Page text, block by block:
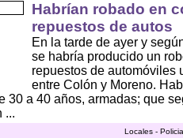
Habrían robado en
repuestos de autos
En la tarde de ayer y
se habría producido un
repuestos de automóviles
entre Colón y Moreno.
30 a 40 años, armadas; que
...
Locales -